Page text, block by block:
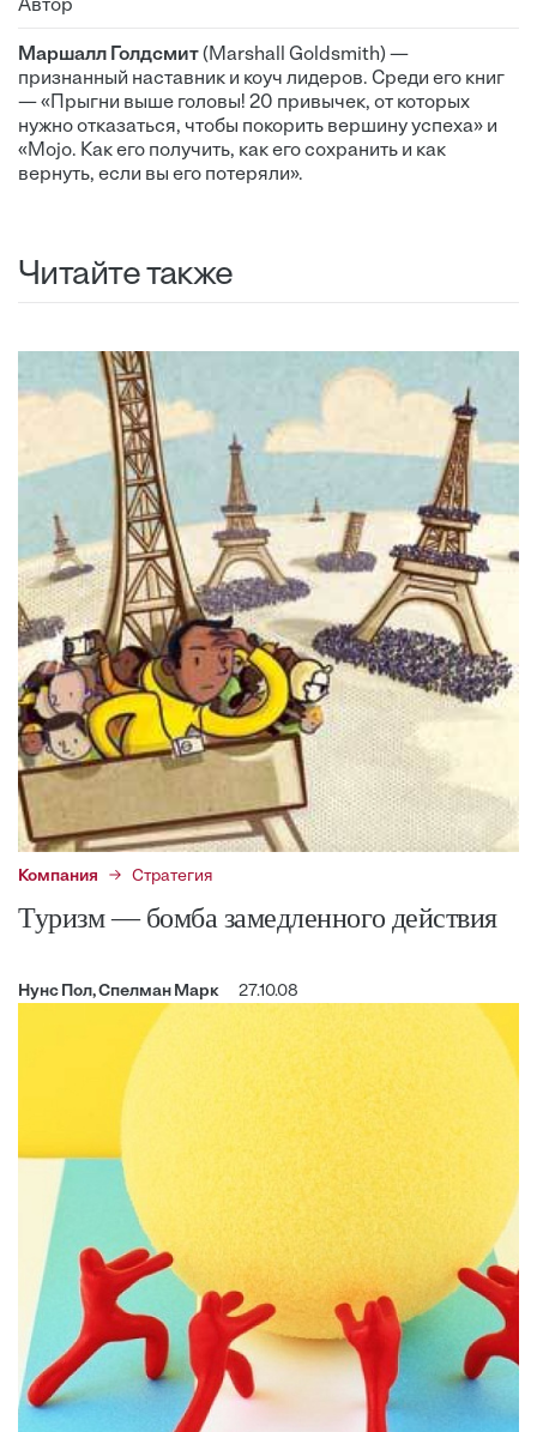
Автор
Маршалл Голдсмит(Marshall Goldsmith) —
признанный наставник и коуч лидеров. Среди его книг
— «Прыгни выше головы! 20 привычек, от которых
нужно отказаться, чтобы покорить вершину успеха» и
«Mojo. Как его получить, как его сохранить и как
вернуть, если вы его потеряли».
Читайте также
Компания Стратегия
Туризм — бомба замедленного действия
Нунс Пол, Спелман Марк 27.10.08